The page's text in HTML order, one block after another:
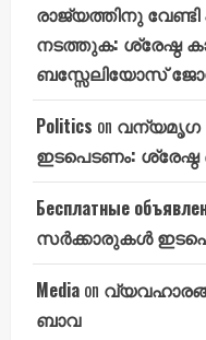
രാജ്യത്തിനു
നടത്തുക: ശ്രേഷ്ഠ
ബസ്സേലിയോസ്
Politics on വന്യമൃഗ
ഇടപെടണം:
Бесплатные
സർക്കാരുകൾ
Media on
ബാവ